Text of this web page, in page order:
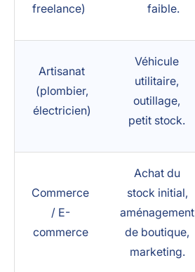
freelance)
faible.
Artisanat
(plombier,
électricien)
Véhicule
utilitaire,
outillage,
petit stock.
Commerce
/ E-
commerce
Achat du
stock initial,
aménagement
de boutique,
marketing.